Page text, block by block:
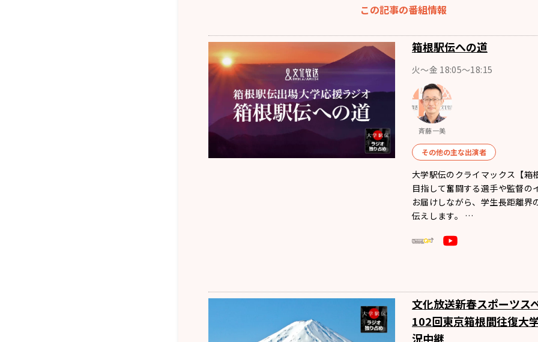
この記事の番組情報
箱根駅伝への道
火～金 18:05～18:15
斉藤一美
その他の主な出演者
大学駅伝のクライマックス【箱
目指して奮闘する選手や監督の
お届けしながら、学生長距離界
伝えします。 …
文化放送新春スポーツス
102回東京箱根間往復大
況中継